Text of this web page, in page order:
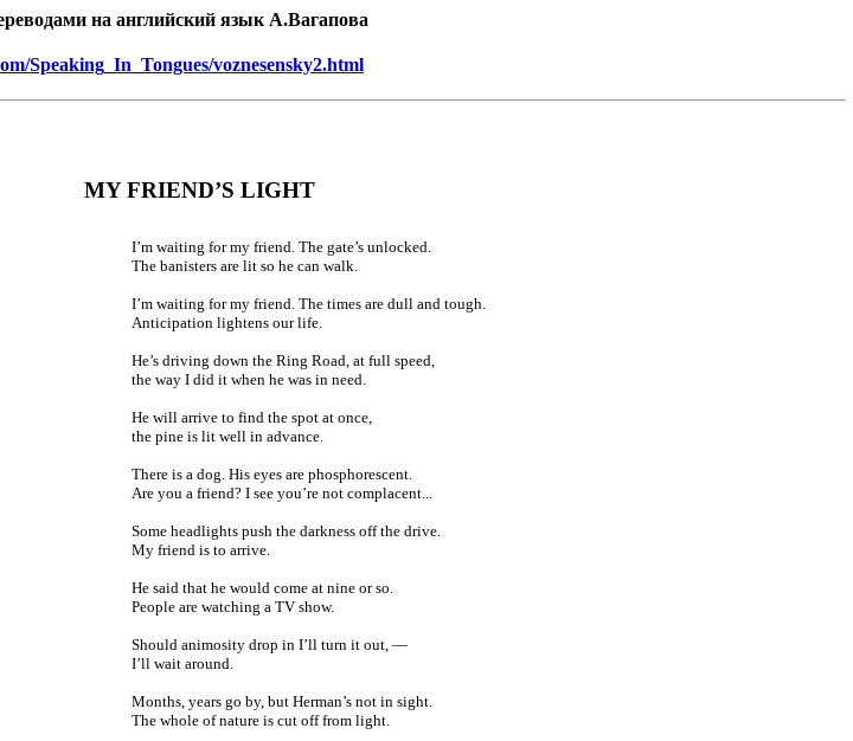
на английский язык А.Вагапова
Speaking_In_Tongues/voznesensky2.html
MY FRIEND’S LIGHT
I’m waiting for my friend. The gate’s unlocked.
The banisters are lit so he can walk.
I’m waiting for my friend. The times are dull and tough.
Anticipation lightens our life.
He’s driving down the Ring Road, at full speed,
the way I did it when he was in need.
He will arrive to find the spot at once,
the pine is lit well in advance.
There is a dog. His eyes are phosphorescent.
Are you a friend? I see you’re not complacent...
Some headlights push the darkness off the drive.
My friend is to arrive.
He said that he would come at nine or so.
People are watching a TV show.
Should animosity drop in I’ll turn it out, —
I’ll wait around.
Months, years go by, but Herman’s not in sight.
The whole of nature is cut off from light.